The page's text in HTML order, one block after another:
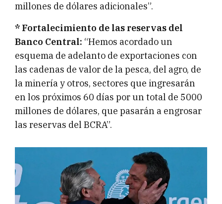
millones de dólares adicionales”.
* Fortalecimiento de las reservas del
Banco Central: “Hemos acordado un
esquema de adelanto de exportaciones con
las cadenas de valor de la pesca, del agro, de
la minería y otros, sectores que ingresarán
en los próximos 60 días por un total de 5000
millones de dólares, que pasarán a engrosar
las reservas del BCRA”.